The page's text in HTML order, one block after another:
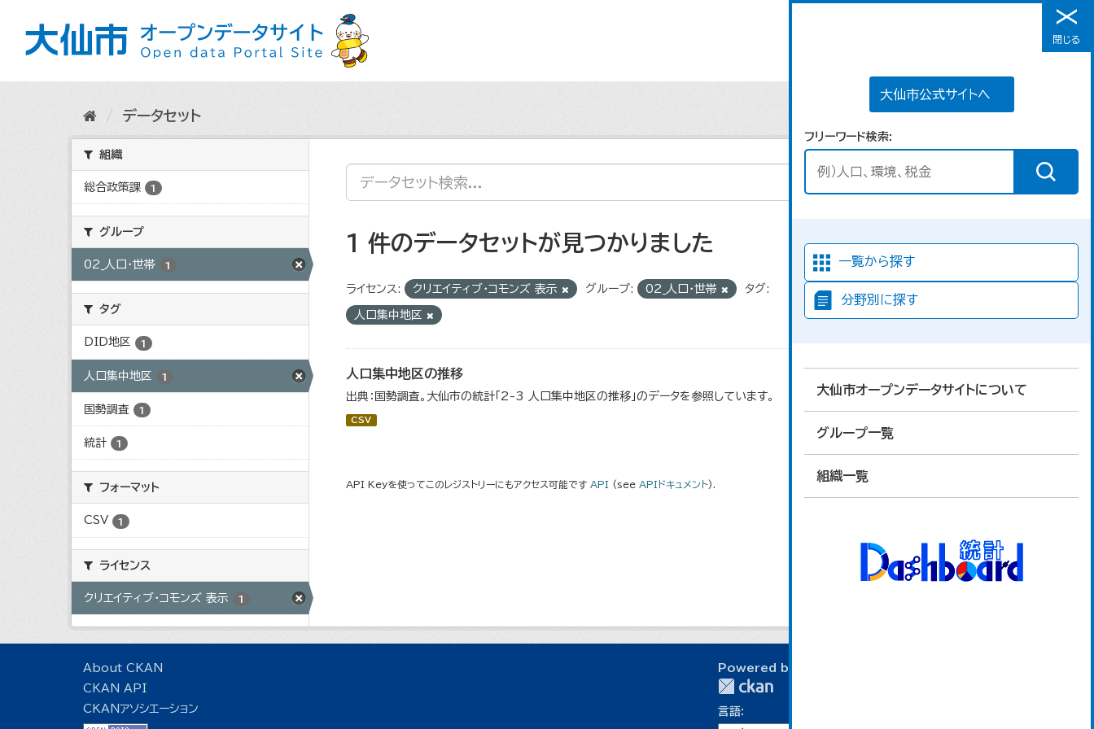
メニュー
大仙市公式サイトへ
フリーワード検索
一覧から探す
分野別に探す
大仙市オープンデータサイトについて
グループ一覧
組織一覧
閉じる
データセット
組織
総合政策課 1
グループ
02_人口・世帯 1
タグ
DID地区 1
人口集中地区 1
国勢調査 1
統計 1
フォーマット
CSV 1
ライセンス
クリエイティブ・コモンズ 表示 1
1 件のデータセットが見つかりました
ライセンス: クリエイティブ・コモンズ 表示 グループ: 02_人口・世帯 タグ:
人口集中地区
人口集中地区の推移
出典：国勢調査。大仙市の統計「2-3 人口集中地区の推移」のデータを参照しています。
CSV
API Keyを使ってこのレジストリーにもアクセス可能です API (see APIドキュメント).
About CKAN
CKAN API
CKANアソシエーション
Powered by
言語